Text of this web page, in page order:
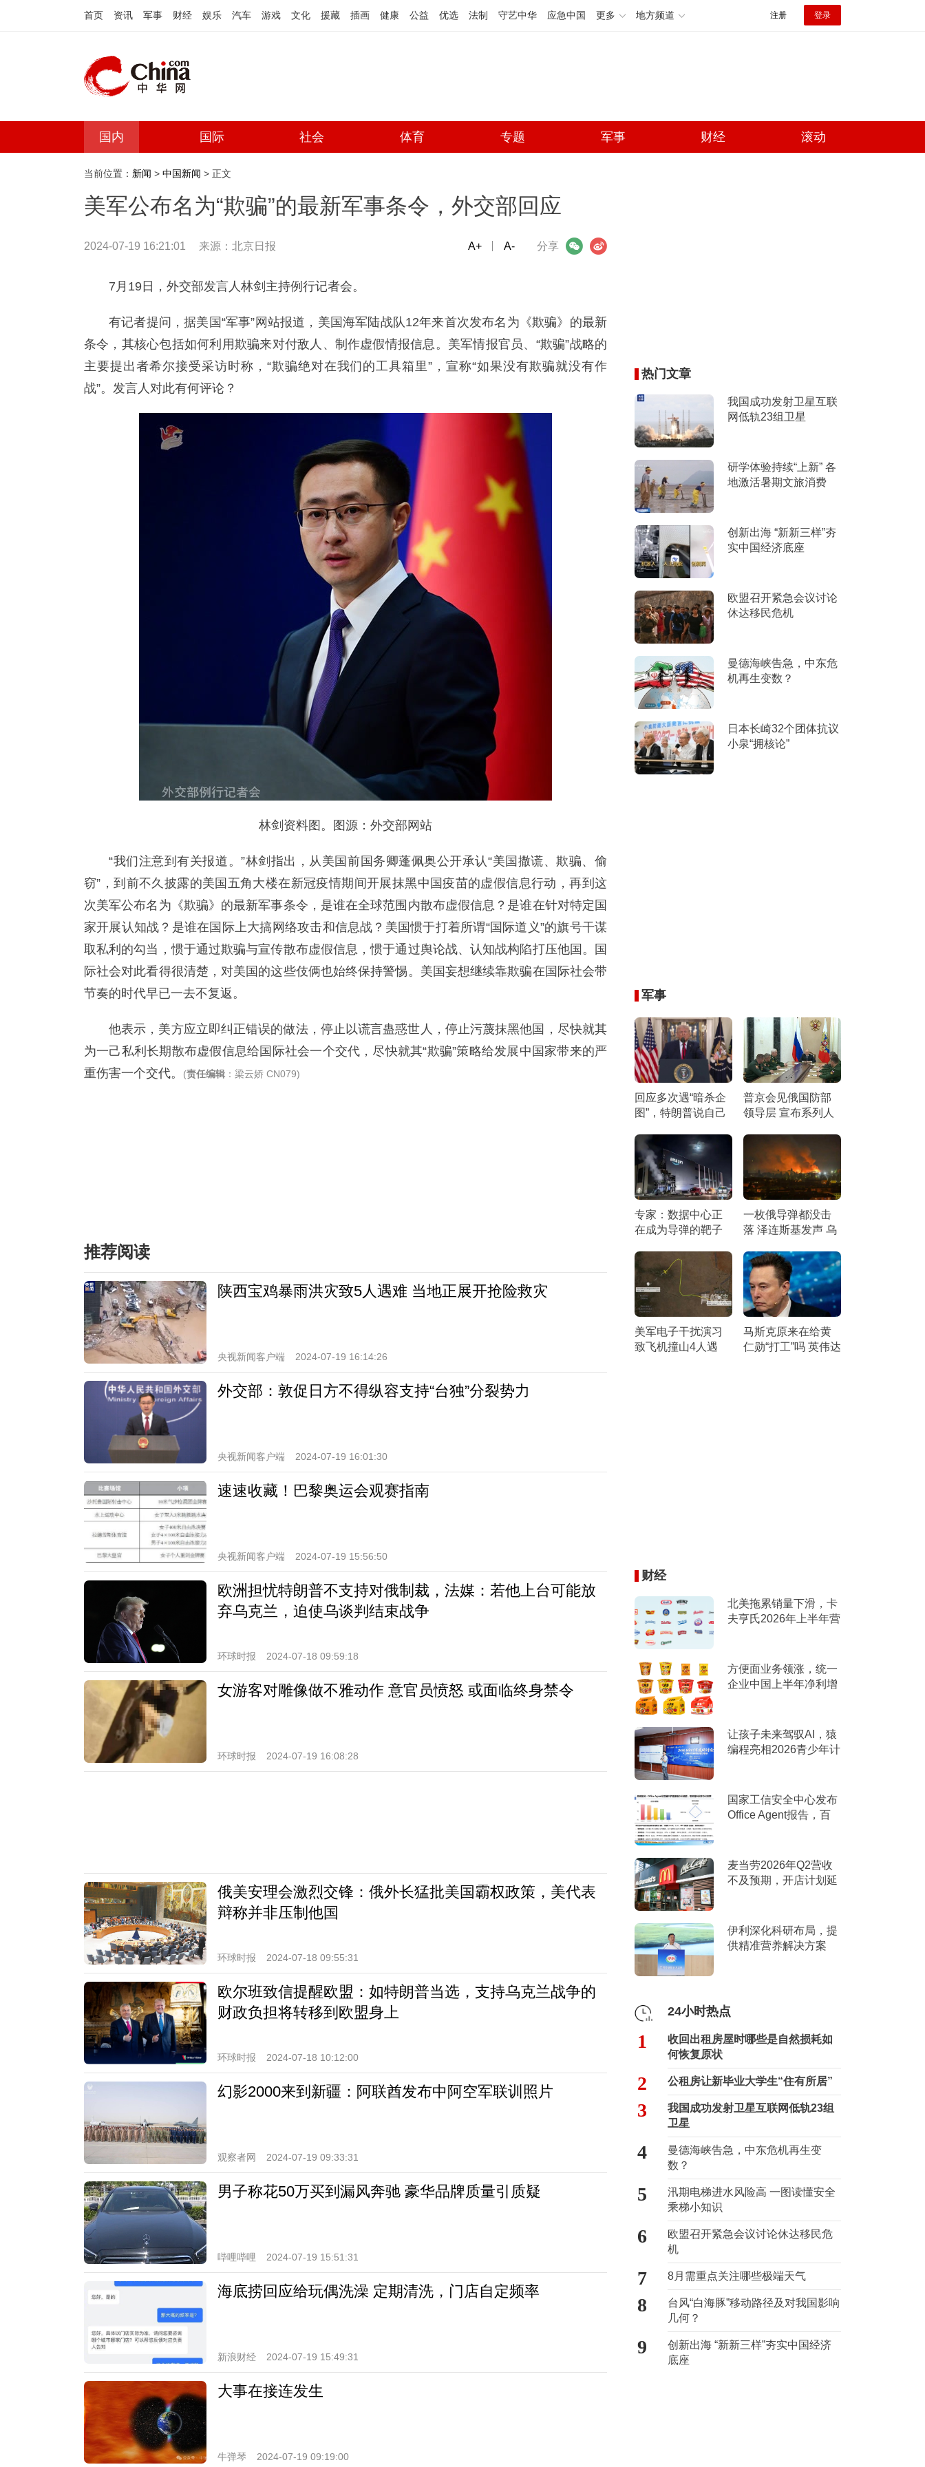
首页 资讯 军事 财经 娱乐 汽车 游戏 文化 援藏 插画 健康 公益 优选 法制 守艺中华 应急中国 更多 地方频道 注册 登录
国内 国际 社会 体育 专题 军事 财经 滚动
当前位置： 新闻 > 中国新闻 > 正文
美军公布名为“欺骗”的最新军事条令，外交部回应
2024-07-19 16:21:01 来源： 北京日报 分享
微信 微博
A+ A-
7月19日，外交部发言人林剑主持例行记者会。
有记者提问，据美国“军事”网站报道，美国海军陆战队12年来首次发布名为《欺骗》的最新
条令，其核心包括如何利用欺骗来对付敌人、制作虚假情报信息。美军情报官员、“欺骗”战略的
主要提出者希尔接受采访时称，“欺骗绝对在我们的工具箱里”，宣称“如果没有欺骗就没有作
战”。发言人对此有何评论？
林剑资料图。图源：外交部网站
“我们注意到有关报道。”林剑指出，从美国前国务卿蓬佩奥公开承认“美国撒谎、欺骗、偷
窃”，到前不久披露的美国五角大楼在新冠疫情期间开展抹黑中国疫苗的虚假信息行动，再到这
次美军公布名为《欺骗》的最新军事条令，是谁在全球范围内散布虚假信息？是谁在针对特定国
家开展认知战？是谁在国际上大搞网络攻击和信息战？美国惯于打着所谓“国际道义”的旗号干谋
取私利的勾当，惯于通过欺骗与宣传散布虚假信息，惯于通过舆论战、认知战构陷打压他国。国
际社会对此看得很清楚，对美国的这些伎俩也始终保持警惕。美国妄想继续靠欺骗在国际社会带
节奏的时代早已一去不复返。
他表示，美方应立即纠正错误的做法，停止以谎言蛊惑世人，停止污蔑抹黑他国，尽快就其
为一己私利长期散布虚假信息给国际社会一个交代，尽快就其“欺骗”策略给发展中国家带来的严
重伤害一个交代。
(责任编辑 ：梁云娇 CN079)
推荐阅读
陕西宝鸡暴雨洪灾致5人遇难 当地正展开抢险救灾
央视新闻客户端 2024-07-19 16:14:26
外交部：敦促日方不得纵容支持“台独”分裂势力
央视新闻客户端 2024-07-19 16:01:30
速速收藏！巴黎奥运会观赛指南
央视新闻客户端 2024-07-19 15:56:50
欧洲担忧特朗普不支持对俄制裁，法媒：若他上台可能放
弃乌克兰，迫使乌谈判结束战争
环球时报 2024-07-18 09:59:18
女游客对雕像做不雅动作 意官员愤怒 或面临终身禁令
环球时报 2024-07-19 16:08:28
俄美安理会激烈交锋：俄外长猛批美国霸权政策，美代表
辩称并非压制他国
环球时报 2024-07-18 09:55:31
欧尔班致信提醒欧盟：如特朗普当选，支持乌克兰战争的
财政负担将转移到欧盟身上
环球时报 2024-07-18 10:12:00
幻影2000来到新疆：阿联酋发布中阿空军联训照片
观察者网 2024-07-19 09:33:31
男子称花50万买到漏风奔驰 豪华品牌质量引质疑
哔哩哔哩 2024-07-19 15:51:31
海底捞回应给玩偶洗澡 定期清洗，门店自定频率
新浪财经 2024-07-19 15:49:31
大事在接连发生
牛弹琴 2024-07-19 09:19:00
热门文章
我国成功发射卫星互联
网低轨23组卫星
研学体验持续“上新” 各
地激活暑期文旅消费
创新出海 “新新三样”夯
实中国经济底座
欧盟召开紧急会议讨论
休达移民危机
曼德海峡告急，中东危
机再生变数？
日本长崎32个团体抗议
小泉“拥核论”
军事
回应多次遇“暗杀企
图”，特朗普说自己
普京会见俄国防部
领导层 宣布系列人
专家：数据中心正
在成为导弹的靶子
一枚俄导弹都没击
落 泽连斯基发声 乌
美军电子干扰演习
致飞机撞山4人遇
马斯克原来在给黄
仁勋“打工”吗 英伟达
财经
北美拖累销量下滑，卡
夫亨氏2026年上半年营
方便面业务领涨，统一
企业中国上半年净利增
让孩子未来驾驭AI，猿
编程亮相2026青少年计
国家工信安全中心发布
Office Agent报告，百
麦当劳2026年Q2营收
不及预期，开店计划延
伊利深化科研布局，提
供精准营养解决方案
24小时热点
1
收回出租房屋时哪些是自然损耗如
何恢复原状
2 公租房让新毕业大学生“住有所居”
3
我国成功发射卫星互联网低轨23组
卫星
4
曼德海峡告急，中东危机再生变
数？
5
汛期电梯进水风险高 一图读懂安全
乘梯小知识
6
欧盟召开紧急会议讨论休达移民危
机
7 8月需重点关注哪些极端天气
8
台风“白海豚”移动路径及对我国影响
几何？
9
创新出海 “新新三样”夯实中国经济
底座